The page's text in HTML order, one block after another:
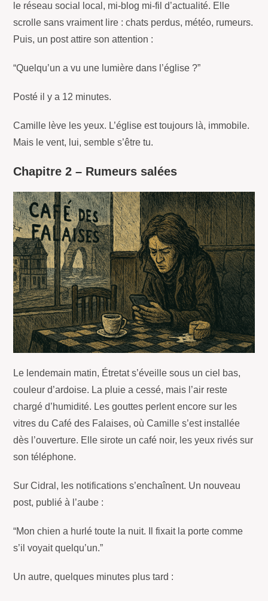
le réseau social local, mi-blog mi-fil d’actualité. Elle
scrolle sans vraiment lire : chats perdus, météo, rumeurs.
Puis, un post attire son attention :
“Quelqu’un a vu une lumière dans l’église ?”
Posté il y a 12 minutes.
Camille lève les yeux. L’église est toujours là, immobile.
Mais le vent, lui, semble s’être tu.
Chapitre 2 – Rumeurs salées
Le lendemain matin, Étretat s’éveille sous un ciel bas,
couleur d’ardoise. La pluie a cessé, mais l’air reste
chargé d’humidité. Les gouttes perlent encore sur les
vitres du Café des Falaises, où Camille s’est installée
dès l’ouverture. Elle sirote un café noir, les yeux rivés sur
son téléphone.
Sur Cidral, les notifications s’enchaînent. Un nouveau
post, publié à l’aube :
“Mon chien a hurlé toute la nuit. Il fixait la porte comme
s’il voyait quelqu’un.”
Un autre, quelques minutes plus tard :